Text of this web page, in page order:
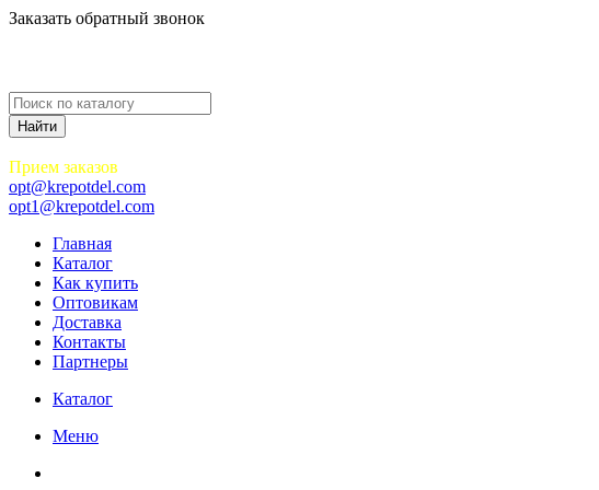
Заказать обратный звонок
Прием заказов
opt@krepotdel.com
opt1@krepotdel.com
Главная
Каталог
Как купить
Оптовикам
Доставка
Контакты
Партнеры
Каталог
Меню